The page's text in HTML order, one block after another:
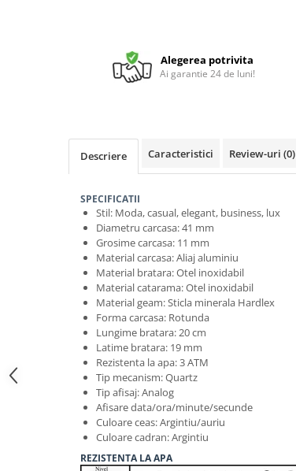
Alegerea potrivita
Ai garantie 24 de luni!
Descriere Caracteristici Review-uri (0)
SPECIFICATII
Stil: Moda, casual, elegant, business, lux
Diametru carcasa: 41 mm
Grosime carcasa: 11 mm
Material carcasa: Aliaj aluminiu
Material bratara: Otel inoxidabil
Material catarama: Otel inoxidabil
Material geam: Sticla minerala Hardlex
Forma carcasa: Rotunda
Lungime bratara: 20 cm
Latime bratara: 19 mm
Rezistenta la apa: 3 ATM
Tip mecanism: Quartz
Tip afisaj: Analog
Afisare data/ora/minute/secunde
Culoare ceas: Argintiu/auriu
Culoare cadran: Argintiu
REZISTENTA LA APA